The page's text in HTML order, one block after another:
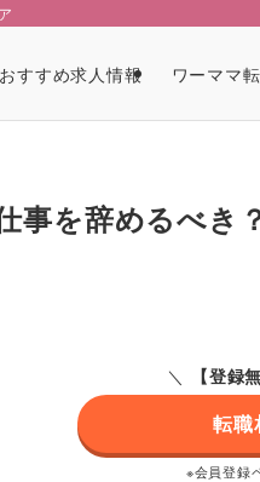
すすめ求人情報 ワーママ
事を辞めるべき
＼ 【登録
転職
※会員登録